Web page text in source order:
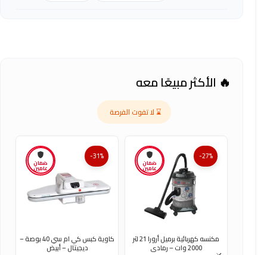
🔥 الأكثر مبيعًا معه
⌛ لا تفوت الفرصة
ضمان
عامين
-27%
مكنسه كهربائية برميل أرورا 21 لتر
2000 وات – رمادى
ضمان
عامين
-31%
كاوية كبس كي ام سي 40 بوصة –
ديجيتال – أبيض